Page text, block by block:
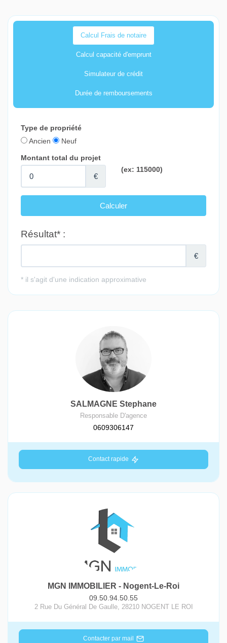
Calcul Frais de notaire
Calcul capacité d'emprunt
Simulateur de crédit
Durée de remboursements
SALMAGNE Stephane
Responsable D'agence
0609306147
Contact rapide
MGN IMMOBILIER - Nogent-Le-Roi
09.50.94.50.55
2 Rue Du Général De Gaulle, 28210 NOGENT LE ROI
Contacter par mail